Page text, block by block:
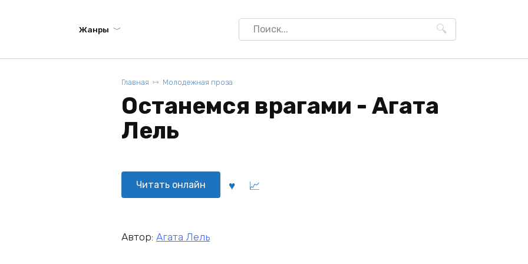
Жанры
Search
for:
Главная Молодежная проза
Останемся врагами - Агата
Лель
Читать онлайн
Автор: Агата Лель